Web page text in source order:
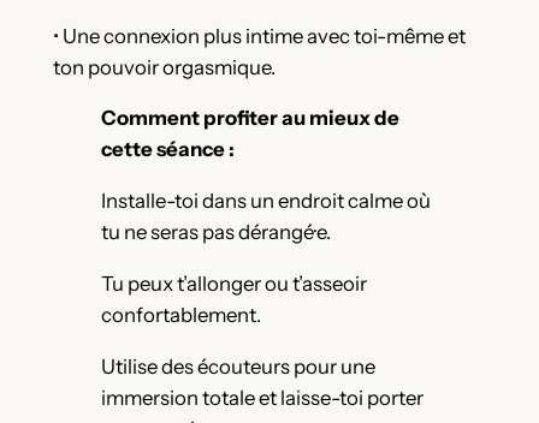
• Une connexion plus intime avec toi-même et
ton pouvoir orgasmique.
Comment profiter au mieux de
cette séance :
Installe-toi dans un endroit calme où
tu ne seras pas dérangé·e.
Tu peux t’allonger ou t’asseoir
confortablement.
Utilise des écouteurs pour une
immersion totale et laisse-toi porter